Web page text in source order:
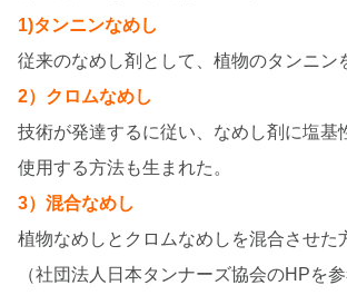
1)タンニンなめし
従来のなめし剤として、植物のタンニン
2）クロムなめし
技術が発達するに従い、なめし剤に塩基
使用する方法も生まれた。
3）混合なめし
植物なめしとクロムなめしを混合させた
（社団法人日本タンナーズ協会のHPを参